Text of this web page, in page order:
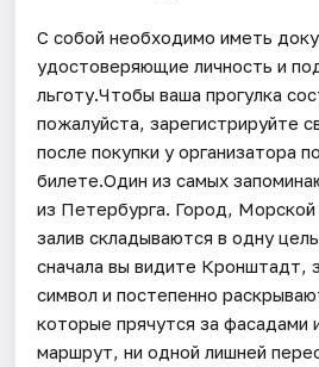
С собой необходимо иметь
удостоверяющие личность и
льготу.Чтобы ваша прогулка
пожалуйста, зарегистрируйте
после покупки у организатора
билете.Один из самых
из Петербурга. Город,
залив складываются в одну
сначала вы видите Кронштадт,
символ и постепенно
которые прячутся за фасадами
маршрут, ни одной лишней